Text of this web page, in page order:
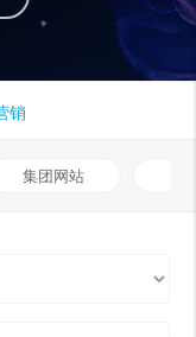
销
集团网站